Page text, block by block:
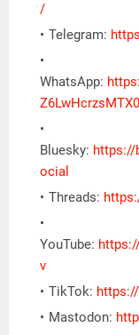
/
Telegram:
WhatsApp:
Bluesky: https://
ocial
Threads:
YouTube:
v
TikTok:
Mastodon: